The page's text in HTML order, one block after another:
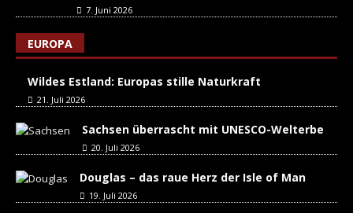
7. Juni 2026
EUROPA
Wildes Estland: Europas stille Naturkraft
21. Juli 2026
Sachsen überrascht mit UNESCO-Welterbe
20. Juli 2026
Douglas – das raue Herz der Isle of Man
19. Juli 2026